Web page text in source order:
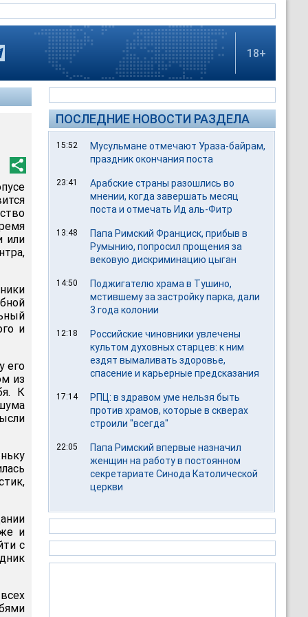
18+
или
и
его
из
К
и
с
ПОСЛЕДНИЕ НОВОСТИ РАЗДЕЛА
15:52
Мусульмане отмечают Ураза-байрам,
праздник окончания поста
23:41
Арабские страны разошлись во
мнении, когда завершать месяц
поста и отмечать Ид аль-Фитр
13:48
Папа Римский Франциск, прибыв в
Румынию, попросил прощения за
вековую дискриминацию цыган
14:50
Поджигателю храма в Тушино,
мстившему за застройку парка, дали
3 года колонии
12:18
Российские чиновники увлечены
культом духовных старцев: к ним
ездят вымаливать здоровье,
спасение и карьерные предсказания
17:14
РПЦ: в здравом уме нельзя быть
против храмов, которые в скверах
строили "всегда"
22:05
Папа Римский впервые назначил
женщин на работу в постоянном
секретариате Синода Католической
церкви